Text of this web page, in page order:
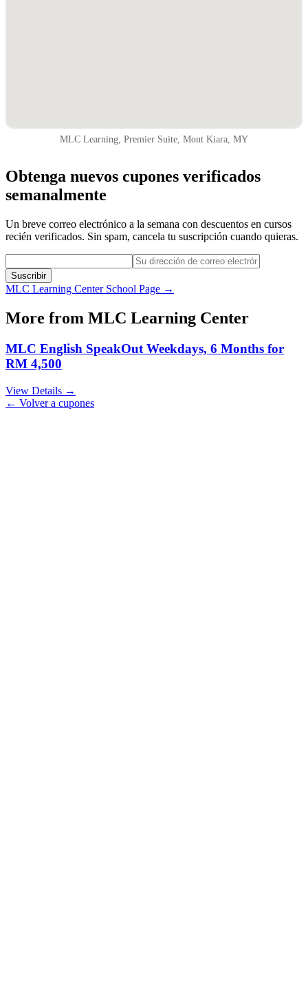
MLC Learning, Premier Suite, Mont Kiara, MY
Obtenga nuevos cupones verificados
semanalmente
Un breve correo electrónico a la semana con descuentos en cursos
recién verificados. Sin spam, cancela tu suscripción cuando quieras.
Suscribir
MLC Learning CenterSchool Page →
More from MLC Learning Center
MLC English SpeakOut Weekdays, 6 Months for
RM 4,500
View Details →
← Volver a cupones